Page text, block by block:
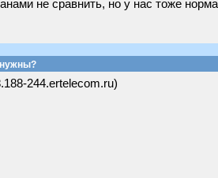
не сравнить, но у нас тоже
нужны?
244.ertelecom.ru)